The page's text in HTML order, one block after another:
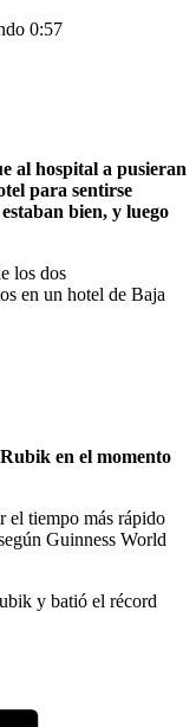
0:57
al hospital a pusieran
para sentirse
bien, y luego
los dos
en un hotel de Baja
en el momento
el tiempo más rápido
Guinness World
y batió el récord